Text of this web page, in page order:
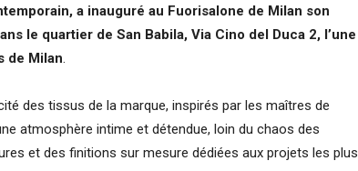
a inauguré au Fuorisalone de Milan son
le quartier de San Babila, Via Cino del Duca 2, l’une
de Milan.
des tissus de la marque, inspirés par les maîtres de
atmosphère intime et détendue, loin du chaos des
et des finitions sur mesure dédiées aux projets les plus